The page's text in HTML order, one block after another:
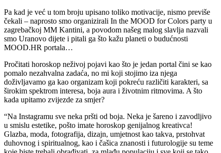
Pa kad je već u tom broju upisano toliko motivacije, nismo previše
čekali – naprosto smo organizirali In the MOOD for Colors party u
zagrebačkoj MM Kantini, a povodom našeg malog slavlja nazvali
smo Uranovo dijete i pitali ga što kažu planeti o budućnosti
MOOD.HR portala…
Pročitati horoskop neživoj pojavi kao što je jedan portal čini se kao
pomalo nezahvalna zadaća, no mi koji stojimo iza njega
doživljavamo ga kao organizam koji pokreću različiti karakteri, sa
širokim spektrom interesa, boja aura i životnim ritmovima. A što
kada upitamo zvijezde za smjer?
“Na Instagramu sve neka pršti od boja. Neka je šareno i zavodljivo
u smislu estetike, pošto imate horoskop genijalnog kreativca!
Glazba, moda, fotografija, dizajn, umjetnost kao takva, prstohvat
duhovnog i spiritualnog, kao i čašica znanosti i futurologije su teme